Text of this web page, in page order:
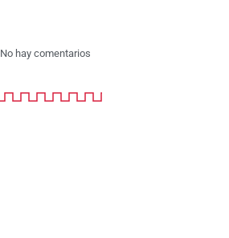
No hay comentarios